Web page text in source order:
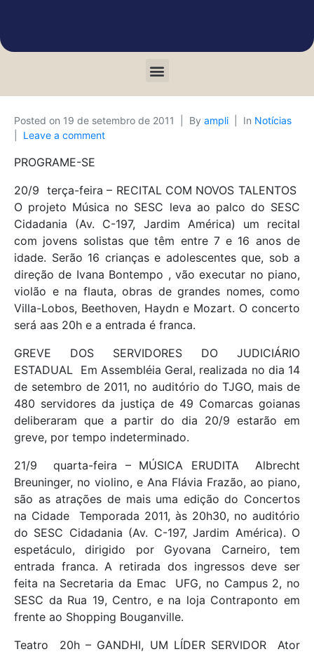
Posted on 19 de setembro de 2011 By ampli In Notícias
Leave a comment
PROGRAME-SE
20/9  terça-feira – RECITAL COM NOVOS TALENTOS 
O projeto Música no SESC leva ao palco do SESC
Cidadania (Av. C-197, Jardim América) um recital
com jovens solistas que têm entre 7 e 16 anos de
idade. Serão 16 crianças e adolescentes que, sob a
direção de Ivana Bontempo , vão executar no piano,
violão e na flauta, obras de grandes nomes, como
Villa-Lobos, Beethoven, Haydn e Mozart. O concerto
será aas 20h e a entrada é franca.
GREVE DOS SERVIDORES DO JUDICIÁRIO
ESTADUAL  Em Assembléia Geral, realizada no dia 14
de setembro de 2011, no auditório do TJGO, mais de
480 servidores da justiça de 49 Comarcas goianas
deliberaram que a partir do dia 20/9 estarão em
greve, por tempo indeterminado.
21/9  quarta-feira – MÚSICA ERUDITA  Albrecht
Breuninger, no violino, e Ana Flávia Frazão, ao piano,
são as atrações de mais uma edição do Concertos
na Cidade  Temporada 2011, às 20h30, no auditório
do SESC Cidadania (Av. C-197, Jardim América). O
espetáculo, dirigido por Gyovana Carneiro, tem
entrada franca. A retirada dos ingressos deve ser
feita na Secretaria da Emac  UFG, no Campus 2, no
SESC da Rua 19, Centro, e na loja Contraponto em
frente ao Shopping Bouganville.
Teatro  20h – GANDHI, UM LÍDER SERVIDOR  Ator